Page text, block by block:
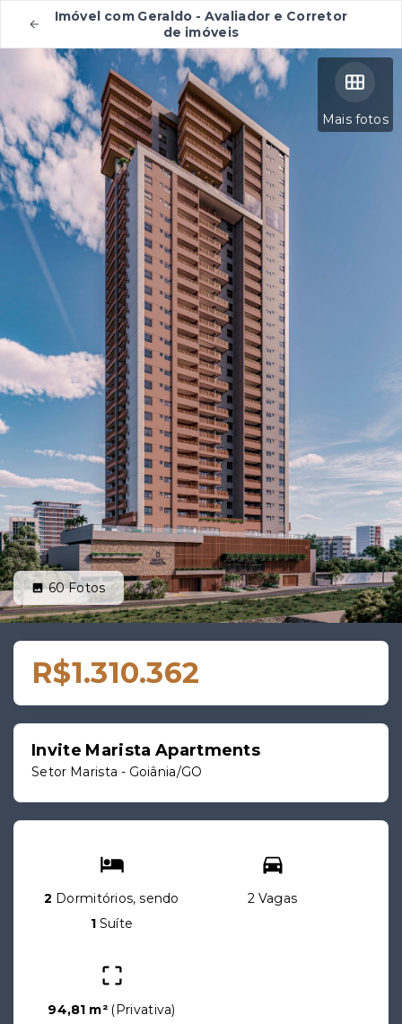
Imóvel com Geraldo - Avaliador e Corretor
de imóveis
Mais fotos
60Fotos
R$1.310.362
Invite Marista Apartments
Setor Marista - Goiânia/GO
2 Dormitórios, sendo
1 Suíte
2 Vagas
94,81 m² (Privativa)